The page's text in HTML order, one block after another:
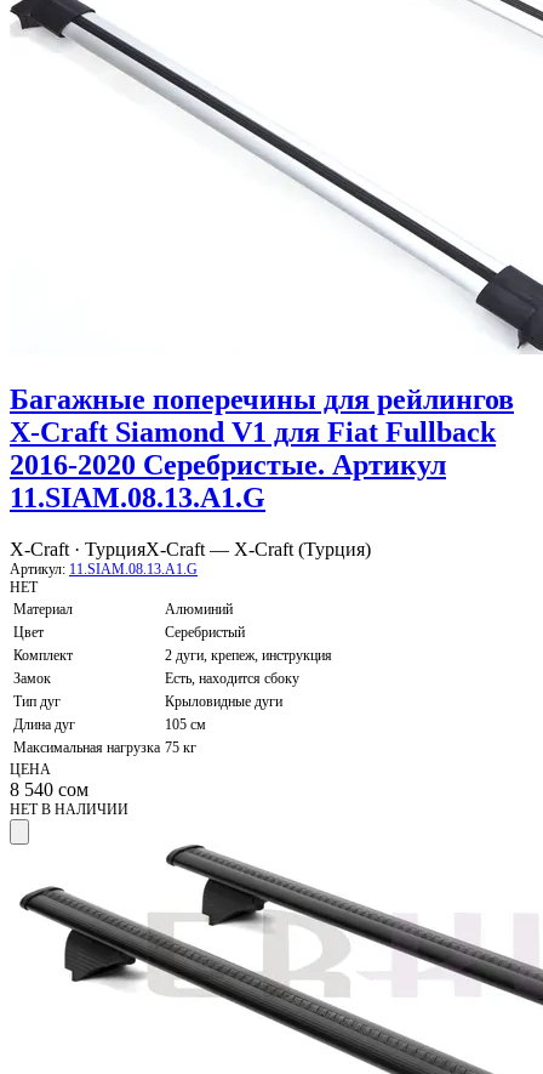
Багажные поперечины для рейлингов
X-Craft Siamond V1 для Fiat Fullback
2016-2020 Серебристые. Артикул
11.SIAM.08.13.A1.G
X-Craft · ТурцияX-Craft — X-Craft (Турция)
Артикул: 11.SIAM.08.13.A1.G
НЕТ
Материал
Алюминий
Цвет
Серебристый
Комплект
2 дуги, крепеж, инструкция
Замок
Есть, находится сбоку
Тип дуг
Крыловидные дуги
Длина дуг
105 см
Максимальная нагрузка 75 кг
ЦЕНА
8 540 сом
НЕТ В НАЛИЧИИ